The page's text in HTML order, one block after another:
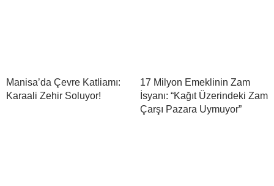
Manisa’da Çevre Katliamı:
Karaali Zehir Soluyor!
17 Milyon Emeklinin Zam
İsyanı: “Kağıt Üzerindeki Zam
Çarşı Pazara Uymuyor”